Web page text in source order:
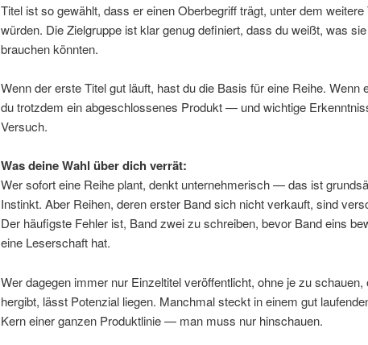
Titel ist so gewählt, dass er einen Oberbegriff trägt, unter dem
würden. Die Zielgruppe ist klar genug definiert, dass du weißt, was
brauchen könnten.
Wenn der erste Titel gut läuft, hast du die Basis für eine Reihe. Wenn
du trotzdem ein abgeschlossenes Produkt — und wichtige
Versuch.
Was deine Wahl über dich verrät:
Wer sofort eine Reihe plant, denkt unternehmerisch — das ist
Instinkt. Aber Reihen, deren erster Band sich nicht verkauft, sind
Der häufigste Fehler ist, Band zwei zu schreiben, bevor Band eins
eine Leserschaft hat.
Wer dagegen immer nur Einzeltitel veröffentlicht, ohne je zu
hergibt, lässt Potenzial liegen. Manchmal steckt in einem gut
Kern einer ganzen Produktlinie — man muss nur hinschauen.